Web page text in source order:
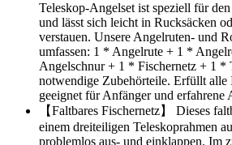
Teleskop-Angelset ist speziell für
und lässt sich leicht in Rucksäcken
verstauen. Unsere Angelruten- und
umfassen: 1 * Angelrute + 1 *
Angelschnur + 1 * Fischernetz + 1 *
notwendige Zubehörteile. Erfüllt alle
geeignet für Anfänger und erfahrene
【Faltbares Fischernetz】 Dieses
einem dreiteiligen Teleskoprahmen
problemlos aus- und einklappen. Im